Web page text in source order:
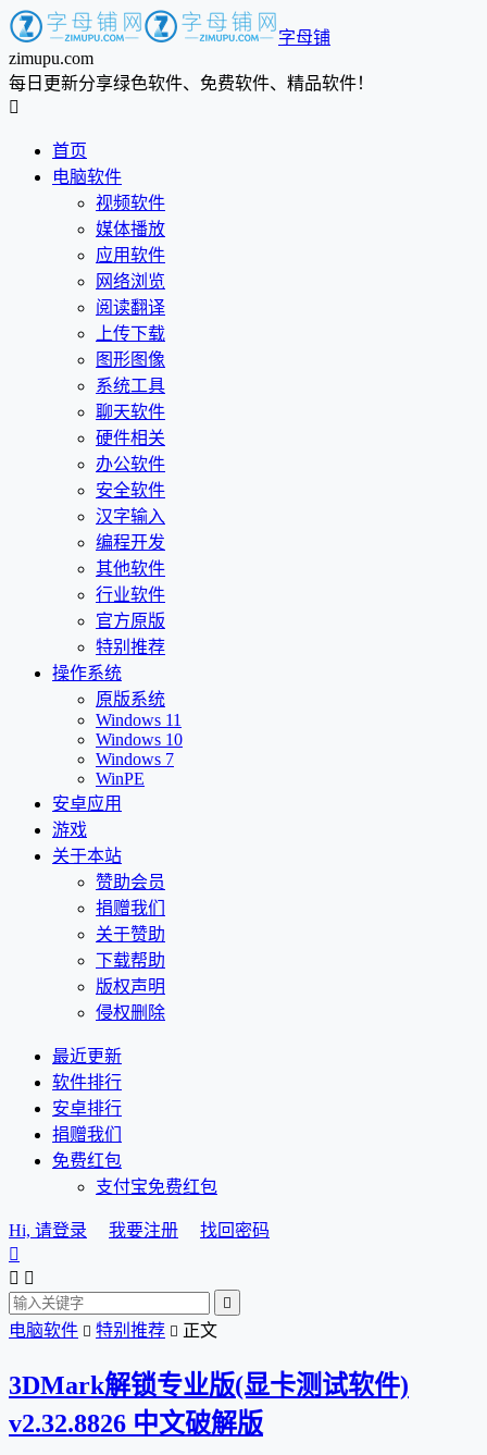
字母铺
zimupu.com
每日更新分享绿色软件、免费软件、精品软件！

首页
电脑软件
视频软件
媒体播放
应用软件
网络浏览
阅读翻译
上传下载
图形图像
系统工具
聊天软件
硬件相关
办公软件
安全软件
汉字输入
编程开发
其他软件
行业软件
官方原版
特别推荐
操作系统
原版系统
Windows 11
Windows 10
Windows 7
WinPE
安卓应用
游戏
关于本站
赞助会员
捐赠我们
关于赞助
下载帮助
版权声明
侵权删除
最近更新
软件排行
安卓排行
捐赠我们
免费红包
支付宝免费红包
Hi, 请登录 我要注册
找回密码

 

电脑软件  特别推荐  正文
3DMark解锁专业版(显卡测试软件)
v2.32.8826 中文破解版